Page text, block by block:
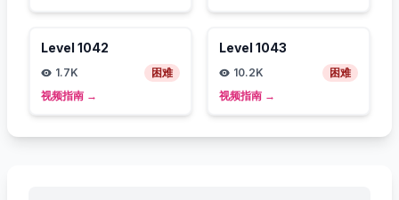
Level 1042
1.7K
困难
视频指南 →
Level 1043
10.2K
困难
视频指南 →